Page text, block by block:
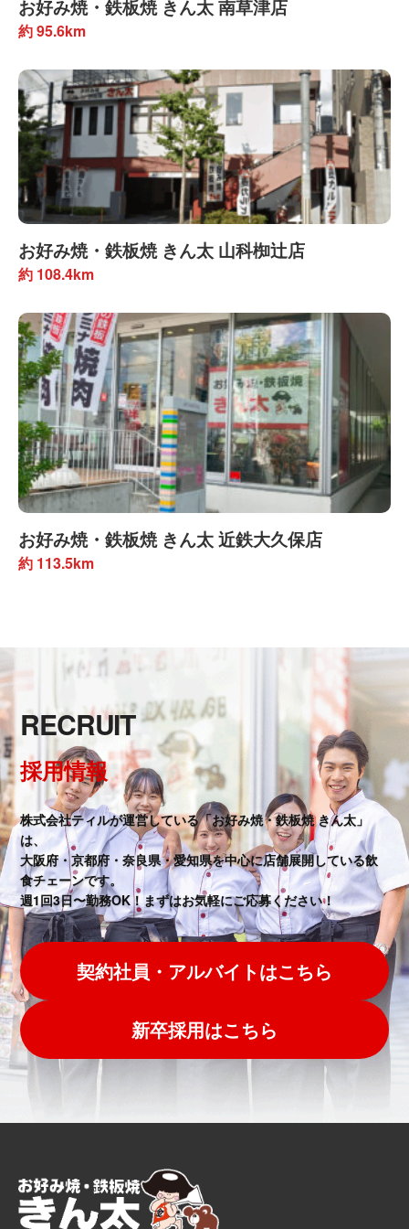
お好み焼・鉄板焼 きん太 南草津店
約 95.6km
お好み焼・鉄板焼 きん太 山科椥辻店
約 108.4km
お好み焼・鉄板焼 きん太 近鉄大久保店
約 113.5km
RECRUIT
採用情報
株式会社ティルが運営している「お好み焼・鉄板焼 きん太」
は、
大阪府・京都府・奈良県・愛知県を中心に店舗展開している飲
食チェーンです。
週1回3日〜勤務OK！まずはお気軽にご応募ください！
契約社員・アルバイトはこちら
新卒採用はこちら